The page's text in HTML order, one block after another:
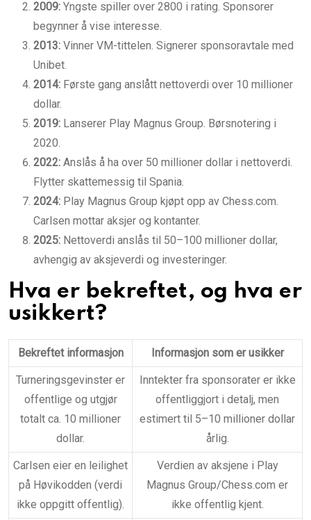
2009: Yngste spiller over 2800 i rating. Sponsorer
begynner å vise interesse.
2013: Vinner VM-tittelen. Signerer sponsoravtale med
Unibet.
2014: Første gang anslått nettoverdi over 10 millioner
dollar.
2019: Lanserer Play Magnus Group. Børsnotering i
2020.
2022: Anslås å ha over 50 millioner dollar i nettoverdi.
Flytter skattemessig til Spania.
2024: Play Magnus Group kjøpt opp av Chess.com.
Carlsen mottar aksjer og kontanter.
2025: Nettoverdi anslås til 50–100 millioner dollar,
avhengig av aksjeverdi og investeringer.
Hva er bekreftet, og hva er
usikkert?
Bekreftet informasjon Informasjon som er usikker
Turneringsgevinster er
offentlige og utgjør
totalt ca. 10 millioner
dollar.
Inntekter fra sponsorater er ikke
offentliggjort i detalj, men
estimert til 5–10 millioner dollar
årlig.
Carlsen eier en leilighet
på Høvikodden (verdi
ikke oppgitt offentlig).
Verdien av aksjene i Play
Magnus Group/Chess.com er
ikke offentlig kjent.